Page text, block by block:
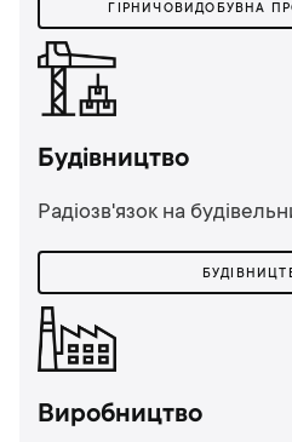
ГІРНИЧОВИДОБУВНА
Будівництво
Радіозв'язок на
Виробництво